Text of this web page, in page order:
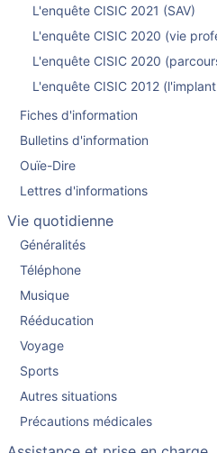
L'enquête CISIC 2021 (SAV)
L'enquête CISIC 2020 (vie
L'enquête CISIC 2020
L'enquête CISIC 2012
Fiches d'information
Bulletins d'information
Ouïe-Dire
Lettres d'informations
Vie quotidienne
Généralités
Téléphone
Musique
Rééducation
Voyage
Sports
Autres situations
Précautions médicales